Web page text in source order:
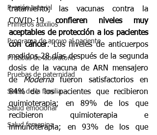
Presión arterial
Primeros auxilios
Programa de apoyo al paciente
Pruebas de laboratorio
Pruebas de paternidad
Salud de la familia
Salud emocional
Salud femenina
tratamiento, las vacunas contra la
COVID-19 confieren niveles muy
aceptables de protección a los pacientes
con cáncer. Los niveles de anticuerpos
medidos 28 días después de la segunda
dosis de la vacuna de ARN mensajero
de Moderna fueron satisfactorios en
84% de los pacientes que recibieron
quimioterapia; en 89% de los que
recibieron quimioterapia e
inmunoterapia; en 93% de los que